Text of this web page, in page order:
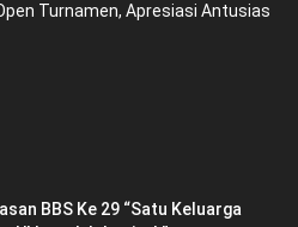
Turnamen, Apresiasi Antusias
BBS Ke 29 “Satu Keluarga